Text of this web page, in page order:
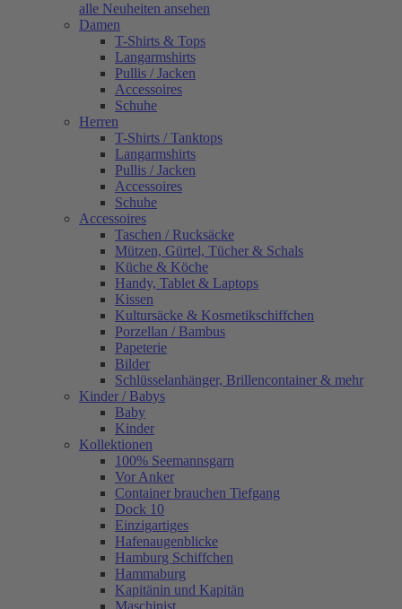
alle Neuheiten ansehen
Damen
T-Shirts & Tops
Langarmshirts
Pullis / Jacken
Accessoires
Schuhe
Herren
T-Shirts / Tanktops
Langarmshirts
Pullis / Jacken
Accessoires
Schuhe
Accessoires
Taschen / Rucksäcke
Mützen, Gürtel, Tücher & Schals
Küche & Köche
Handy, Tablet & Laptops
Kissen
Kultursäcke & Kosmetikschiffchen
Porzellan / Bambus
Papeterie
Bilder
Schlüsselanhänger, Brillencontainer & mehr
Kinder / Babys
Baby
Kinder
Kollektionen
100% Seemannsgarn
Vor Anker
Container brauchen Tiefgang
Dock 10
Einzigartiges
Hafenaugen­blicke
Hamburg Schiffchen
Hammaburg
Kapitänin und Kapitän
Maschinist